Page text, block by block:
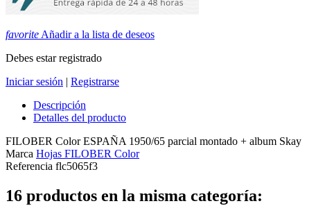
favorite Añadir a la lista de deseos
Debes estar registrado
Iniciar sesión | Registrarse
Descripción
Detalles del producto
FILOBER Color ESPAÑA 1950/65 parcial montado + album Skay
Marca Hojas FILOBER Color
Referencia flc5065f3
16 productos en la misma categoría: